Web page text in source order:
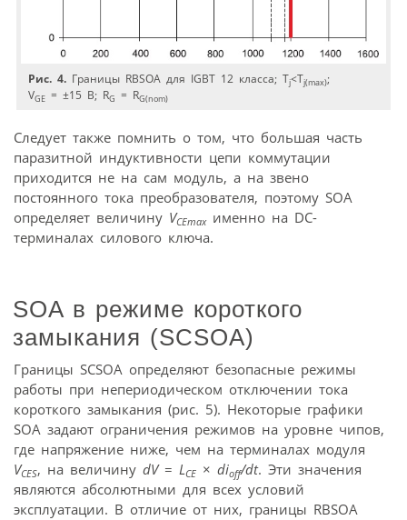
Рис. 4. Границы RBSOA для IGBT 12 класса; Tj<Tj(max);
VGE = ±15 В; RG = RG(nom)
Следует также помнить о том, что большая часть
паразитной индуктивности цепи коммутации
приходится не на сам модуль, а на звено
постоянного тока преобразователя, поэтому SOA
определяет величину VCEmaxименно на DC-
терминалах силового ключа.
SOA в режиме короткого
замыкания (SCSOA)
Границы SCSOA определяют безопасные режимы
работы при непериодическом отключении тока
короткого замыкания (рис. 5). Некоторые графики
SOA задают ограничения режимов на уровне чипов,
где напряжение ниже, чем на терминалах модуля
VCES, на величину dV= L CE × dioff/dt. Эти значения
являются абсолютными для всех условий
эксплуатации. В отличие от них, границы RBSOA